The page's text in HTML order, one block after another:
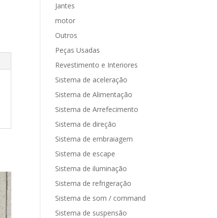
Jantes
motor
Outros
Peças Usadas
Revestimento e Interiores
Sistema de aceleração
Sistema de Alimentação
Sistema de Arrefecimento
Sistema de direção
Sistema de embraiagem
Sistema de escape
Sistema de iluminação
Sistema de refrigeração
Sistema de som / command
Sistema de suspensão